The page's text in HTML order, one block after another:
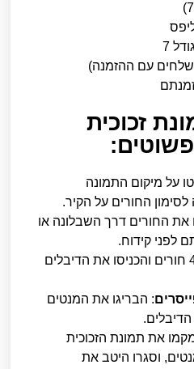
7
עם ההזמנה)
זכוכית
על מיקום התמונה
החורים על הקיר.
את החורים דרך השבלונה או
לפני קידוח.
: קדחו 4 חורים והכניסו את הדיבלים
: הבריגו את המנטים
את תמונת הזכוכית
וסגרו היטב את